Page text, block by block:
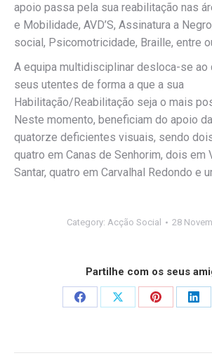
apoio passa pela sua reabilitação nas
e Mobilidade, AVD’S, Assinatura a
social, Psicomotricidade, Braille, entre
A equipa multidisciplinar desloca-se
seus utentes de forma a que a sua
Habilitação/Reabilitação seja o mais
Neste momento, beneficiam do apoio
quatorze deficientes visuais, sendo
quatro em Canas de Senhorim, dois em
Santar, quatro em Carvalhal Redondo e
Category: Acção Social 28
Partilhe com os seus
Share
Share
Share